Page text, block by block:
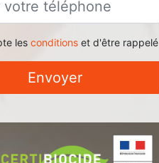
les conditionset d'être rappelé
Envoyer